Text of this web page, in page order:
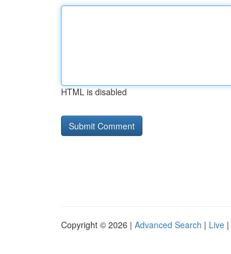
HTML is disabled
Copyright © 2026 | Advanced Search | Live |